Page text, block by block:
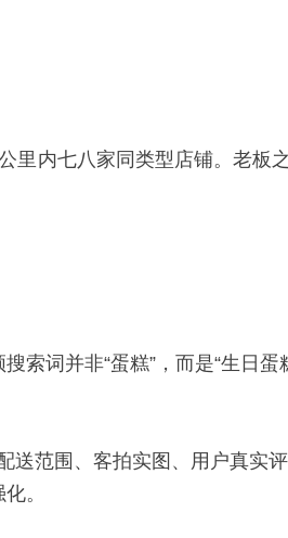
内七八家同类型店铺。老板
词并非“蛋糕”，而是“生日蛋
范围、客拍实图、用户真实
。